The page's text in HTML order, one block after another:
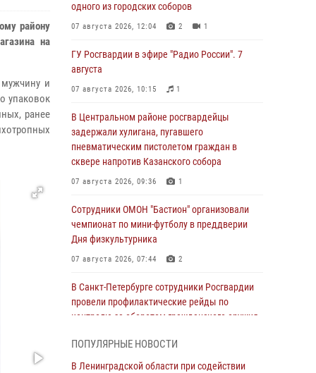
району
на
и
упаковок
ранее
одного из городских соборов
07 августа 2026, 12:04 2 1
ГУ Росгвардии в эфире "Радио России". 7
августа
07 августа 2026, 10:15 1
В Центральном районе росгвардейцы
задержали хулигана, пугавшего
пневматическим пистолетом граждан в
сквере напротив Казанского собора
07 августа 2026, 09:36 1
Сотрудники ОМОН "Бастион" организовали
чемпионат по мини-футболу в преддверии
Дня физкультурника
07 августа 2026, 07:44 2
В Санкт-Петербурге сотрудники Росгвардии
провели профилактические рейды по
контролю за оборотом гражданского оружия
В Красносельском районе наряд Росгвардии
ПОПУЛЯРНЫЕ НОВОСТИ
В Ленинградской области при содействии